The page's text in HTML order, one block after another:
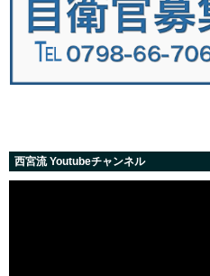
西宮流 Youtubeチャンネル